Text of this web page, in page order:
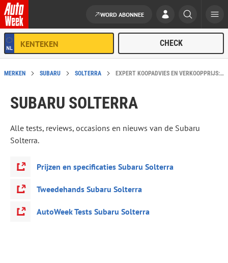
Ga naar de inhoud
WORD ABONNEE
MERKEN SUBARU SOLTERRA EXPERT KOOPADVIES EN VERKOOPPRIJS: SUBARU SOLTERRA
SUBARU SOLTERRA
Alle tests, reviews, occasions en nieuws van de Subaru
Solterra.
Prijzen en specificaties Subaru Solterra
Tweedehands Subaru Solterra
AutoWeek Tests Subaru Solterra